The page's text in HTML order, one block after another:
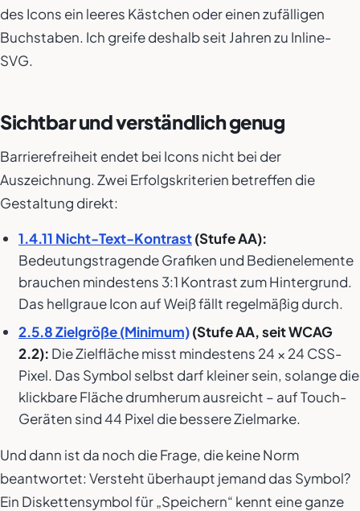
des Icons ein leeres Kästchen oder einen zufälligen
Buchstaben. Ich greife deshalb seit Jahren zu Inline-
SVG.
Sichtbar und verständlich genug
Barrierefreiheit endet bei Icons nicht bei der
Auszeichnung. Zwei Erfolgskriterien betreffen die
Gestaltung direkt:
1.4.11 Nicht-Text-Kontrast(Stufe AA):
Bedeutungstragende Grafiken und Bedienelemente
brauchen mindestens 3:1 Kontrast zum Hintergrund.
Das hellgraue Icon auf Weiß fällt regelmäßig durch.
2.5.8 Zielgröße (Minimum)(Stufe AA, seit WCAG
2.2): Die Zielfläche misst mindestens 24 × 24 CSS-
Pixel. Das Symbol selbst darf kleiner sein, solange die
klickbare Fläche drumherum ausreicht – auf Touch-
Geräten sind 44 Pixel die bessere Zielmarke.
Und dann ist da noch die Frage, die keine Norm
beantwortet: Versteht überhaupt jemand das Symbol?
Ein Diskettensymbol für „Speichern“ kennt eine ganze